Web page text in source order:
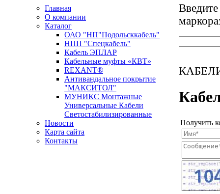
Главная
О компании
Каталог
ОАО "НП"Подольсккабель"
НПП "Спецкабель"
Кабель ЭПЛАР
Кабельные муфты «КВТ»
REXANT®
Антивандальное покрытие
"МАКСИТОЛ"
МУНИКС Монтажные
Универсальные Кабели
Светостабилизированные
Новости
Карта сайта
Контакты
Получить